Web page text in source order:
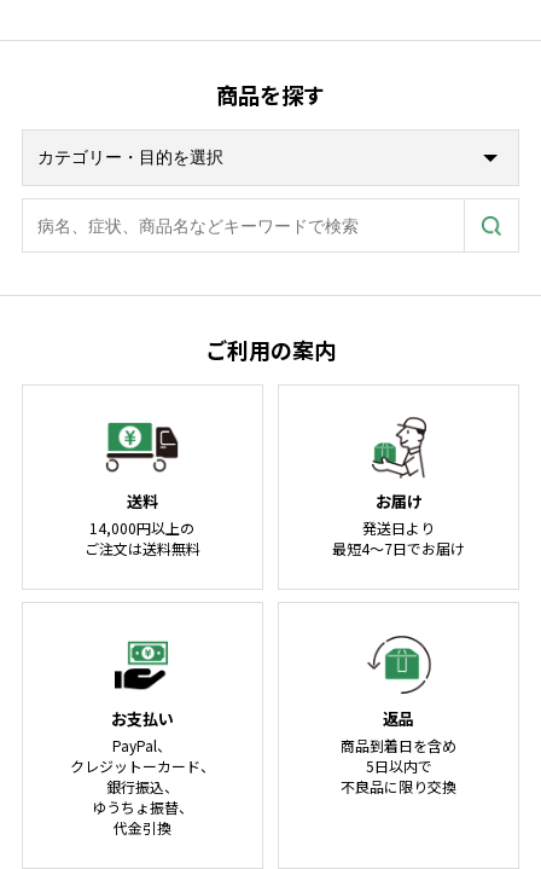
商品を探す
ご利用の案内
送料
14,000円以上の
ご注文は送料無料
お届け
発送日より
最短4～7日でお届け
お支払い
PayPal、
クレジットーカード、
銀行振込、
ゆうちょ振替、
代金引換
返品
商品到着日を含め
5日以内で
不良品に限り交換